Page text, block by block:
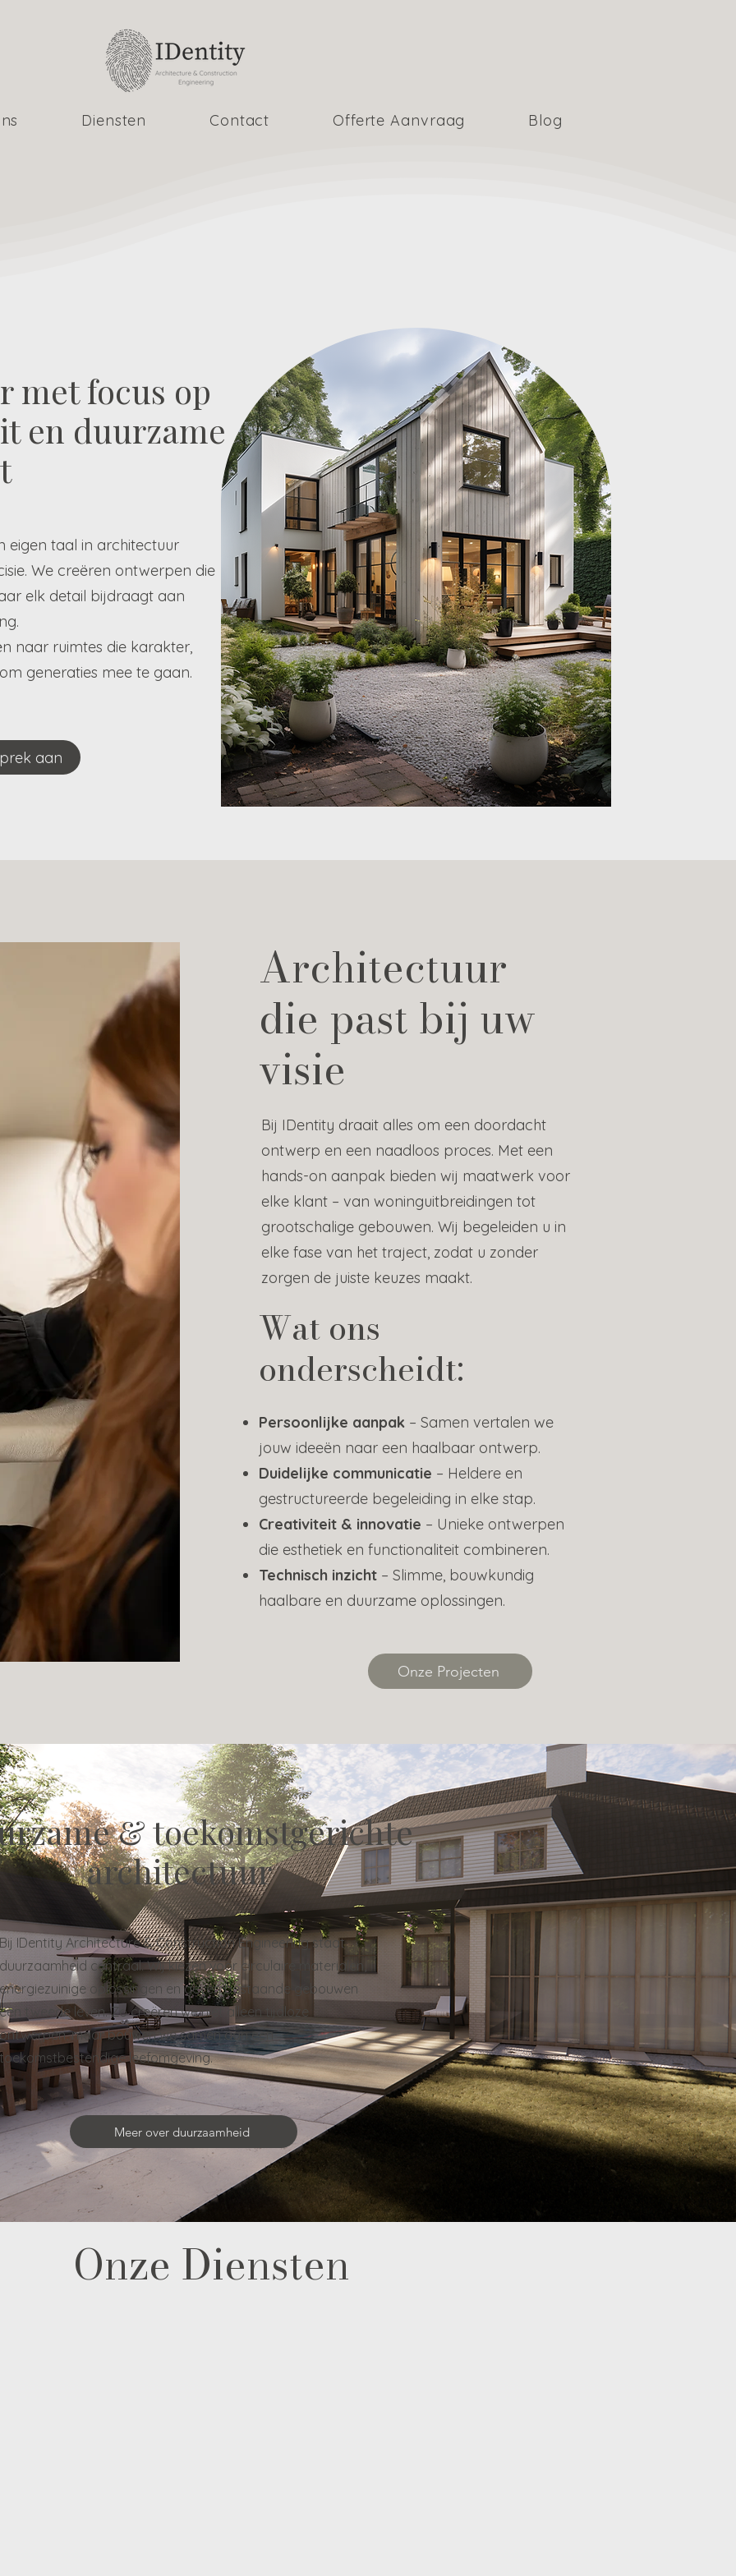
Diensten Contact Offerte Aanvraag Blog
met focus op
en duurzame
eigen taal in architectuur
We creëren ontwerpen die
elk detail bijdraagt aan
naar ruimtes die karakter,
generaties mee te gaan.
aan
Architectuur
die past bij uw
visie
Bij IDentity draait alles om een doordacht
ontwerp en een naadloos proces. Met een
hands-on aanpak bieden wij maatwerk voor
elke klant – van woninguitbreidingen tot
grootschalige gebouwen. Wij begeleiden u in
elke fase van het traject, zodat u zonder
zorgen de juiste keuzes maakt.
Wat ons
onderscheidt:
Persoonlijke aanpak– Samen vertalen we
jouw ideeën naar een haalbaar ontwerp.
Duidelijke communicatie – Heldere en
gestructureerde begeleiding in elke stap.
Creativiteit & innovatie – Unieke ontwerpen
die esthetiek en functionaliteit combineren.
Technisch inzicht – Slimme, bouwkundig
haalbare en duurzame oplossingen.
Onze Projecten
& toekomstgerichte
architectuur
Bij IDentity Architecture & Construction Engineering staat
duurzaamheid centraal. Wij kiezen voor circulaire materialen,
energiezuinige oplossingen en geven bestaande gebouwen
een tweede leven. Zo creëren we niet alleen tijdloze
ontwerpen, maar bouwen we samen aan een
toekomstbestendige leefomgeving.
Meer over duurzaamheid
Onze Diensten